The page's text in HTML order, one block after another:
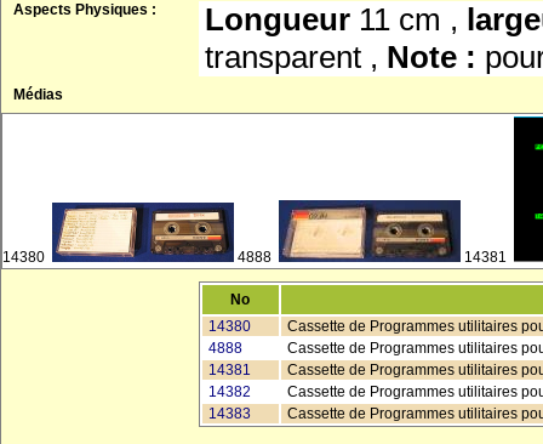
Aspects Physiques :
Longueur 11 cm ,
transparent , Note :
Médias
14380 4888 14381
No
14380
Cassette de Programmes utilitaires
4888
Cassette de Programmes utilitaires
14381
Cassette de Programmes utilitaires
14382
Cassette de Programmes utilitaires
14383
Cassette de Programmes utilitaires